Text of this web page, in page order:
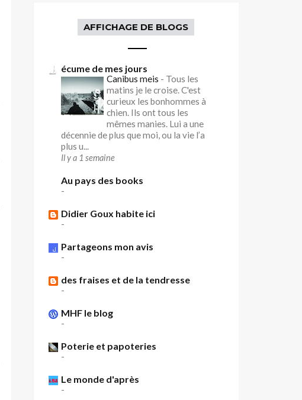
AFFICHAGE DE BLOGS
écume de mes jours
Canibus meis - Tous les
matins je le croise. C'est
curieux les bonhommes à
chien. Ils ont tous les
mêmes manies. Lui a une
décennie de plus que moi, ou la vie l’a
plus u...
Il y a 1 semaine
Au pays des books
-
Didier Goux habite ici
-
Partageons mon avis
-
des fraises et de la tendresse
-
MHF le blog
-
Poterie et papoteries
-
Le monde d'après
-